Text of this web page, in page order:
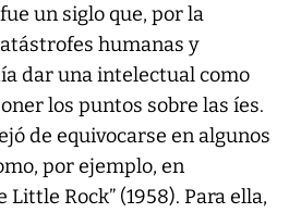
un siglo que, por la
humanas y
dar una intelectual como
los puntos sobre las íes.
de equivocarse en algunos
por ejemplo, en
Little Rock” (1958). Para ella,